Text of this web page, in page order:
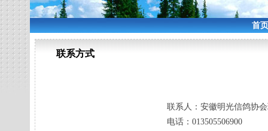
首
联系方式
联系人： 安徽明光信鸽协
电话： 013505506900